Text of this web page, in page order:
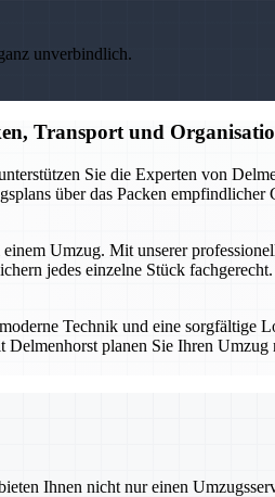
unverbindlich.
Transport und
Sie die Experten von
über das Packen
Umzug. Mit unserer
jedes einzelne Stück
Technik und eine
planen Sie Ihren
Ihnen nicht nur einen